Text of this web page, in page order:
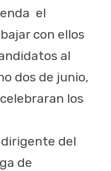
el
con ellos
al
dos de junio,
los
del
de